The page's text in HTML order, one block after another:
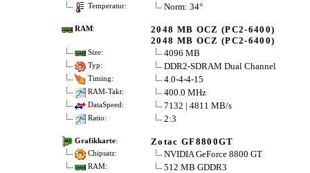
Temperatur: Norm: 34°
RAM:
2048 MB OCZ (PC2-6400)
2048 MB OCZ (PC2-6400)
Size: 4096 MB
Typ: DDR2-SDRAM Dual Channel
Timing: 4.0-4-4-15
RAM-Takt: 400.0 MHz
DataSpeed: 7132 | 4811 MB/s
Ratio: 2:3
Grafikkarte: Zotac GF8800GT
Chipsatz: NVIDIA GeForce 8800 GT
RAM: 512 MB GDDR3